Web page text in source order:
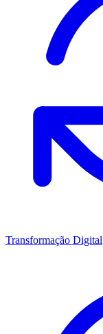
Transformação Digital